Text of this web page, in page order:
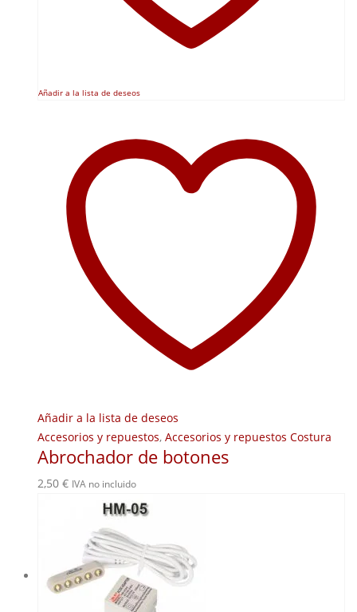
Añadir a la lista de deseos
Añadir a la lista de deseos
Accesorios y repuestos, Accesorios y repuestos Costura
Abrochador de botones
2,50 € IVA no incluido